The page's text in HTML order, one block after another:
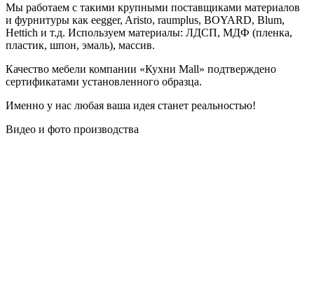
Мы работаем с такими крупными поставщиками материалов
и фурнитуры как eegger, Aristo, raumplus, BOYARD, Blum,
Hettich и т.д. Используем материалы: ЛДСП, МДФ (пленка,
пластик, шпон, эмаль), массив.
Качество мебели компании «Кухни Mall» подтверждено
сертификатами установленного образца.
Именно у нас любая ваша идея станет реальностью!
Видео и фото производства